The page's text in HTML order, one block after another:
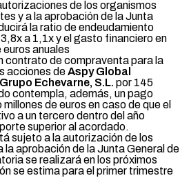
de los organismos
y a la aprobación de la Junta
la ratio de endeudamiento
a 1,1x y el gasto financiero en
anuales
contrato de compraventa para la
acciones deAspy Global
Grupo Echevarne, S.L. por 145
contempla, además, un pago
de euros en caso de que el
a un tercero dentro del año
superior al acordado.
sujeto a la autorización de los
la aprobación de la Junta General de
se realizará en los próximos
se estima para el primer trimestre